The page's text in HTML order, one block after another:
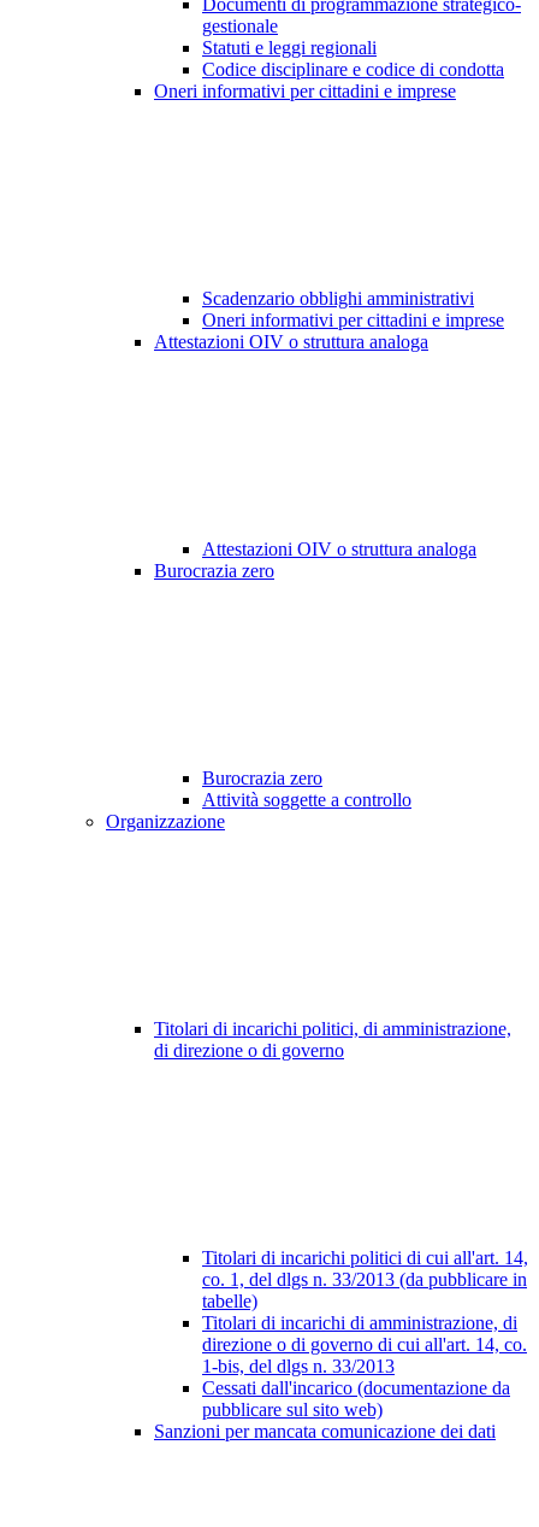
Documenti di programmazione strategico-
gestionale
Statuti e leggi regionali
Codice disciplinare e codice di condotta
Oneri informativi per cittadini e imprese
Scadenzario obblighi amministrativi
Oneri informativi per cittadini e imprese
Attestazioni OIV o struttura analoga
Attestazioni OIV o struttura analoga
Burocrazia zero
Burocrazia zero
Attività soggette a controllo
Organizzazione
Titolari di incarichi politici, di amministrazione,
di direzione o di governo
Titolari di incarichi politici di cui all'art. 14,
co. 1, del dlgs n. 33/2013 (da pubblicare in
tabelle)
Titolari di incarichi di amministrazione, di
direzione o di governo di cui all'art. 14, co.
1-bis, del dlgs n. 33/2013
Cessati dall'incarico (documentazione da
pubblicare sul sito web)
Sanzioni per mancata comunicazione dei dati